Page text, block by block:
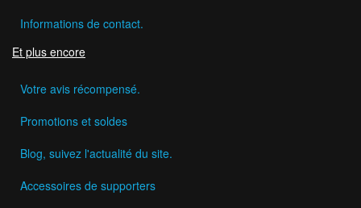
Informations de contact.
Et plus encore
Votre avis récompensé.
Promotions et soldes
Blog, suivez l'actualité du site.
Accessoires de supporters